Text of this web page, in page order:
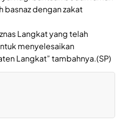
basnaz dengan zakat
Langkat yang telah
menyelesaikan
Langkat” tambahnya.(SP)